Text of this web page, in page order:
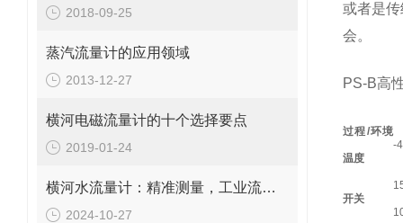
2018-09-25
蒸汽流量计的应用领域
2013-12-27
横河电磁流量计的十个选择要点
2019-01-24
横河水流量计：精准测量，工业流量的守护者
2024-10-27
或者是
会。
PS-B高
过程/环境
温度
-
开关